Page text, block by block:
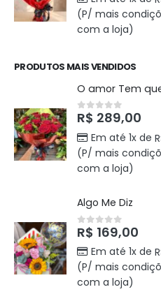
(P/ mais
com a loja)
PRODUTOS MAIS VENDIDOS
O amor Tem
0out of 5
R$ 289,00
Em até 1x de
(P/ mais
com a loja)
Algo Me Diz
0out of 5
R$ 169,00
Em até 1x de
(P/ mais
com a loja)